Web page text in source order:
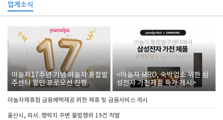
업계소식
야놀자17주년 기념 야놀자 통합발
주센터 할인 프로모션 진행
<야놀자 MRO, 숙박업소 위한 삼
성전자 가전제품 특가 개시>
야놀자제휴점 금융혜택제공 위한 제휴 및 금융서비스 게시
울산시, 피서․행락지 주변 불법행위 19건 적발